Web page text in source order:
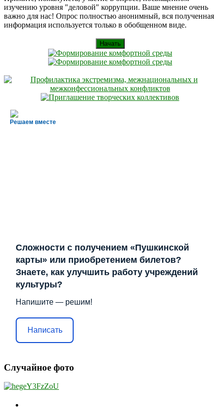
изучению уровня "деловой" коррупции. Ваше мнение очень
важно для нас! Опрос полностью анонимный, вся полученная
информация используется только в обобщенном виде.
Начать
Решаем вместе
Сложности с получением «Пушкинской
карты» или приобретением билетов?
Знаете, как улучшить работу учреждений
культуры?
Напишите — решим!
Написать
Случайное фото